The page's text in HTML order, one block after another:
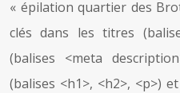
« épilation quartier des
clés dans les titres
(balises <meta
(balises <h1>, <h2>, <p>)